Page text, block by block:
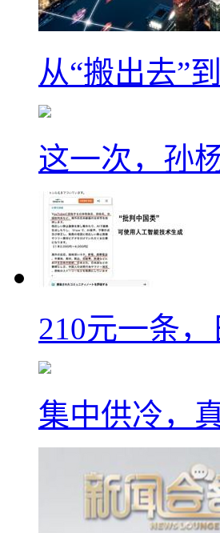
从“搬出去”
这一次，孙
210元一条
集中供冷，